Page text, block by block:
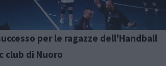
per le ragazze dell'Handball
club di Nuoro